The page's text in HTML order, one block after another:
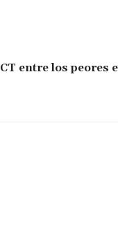
CT entre los peores